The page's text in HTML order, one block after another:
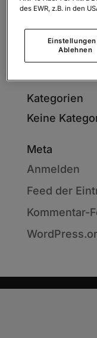
Neueste
Archiv
Kategorien
Keine
Meta
Anmelden
Feed der
Kommentar-
des EWR, z.B. in den
Einstellungen
Ablehnen